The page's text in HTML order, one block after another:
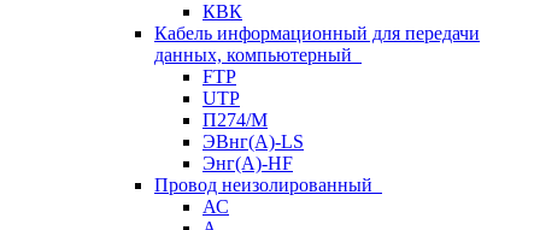
КВК
Кабель информационный для передачи
данных, компьютерный
FTP
UTP
П274/М
ЭВнг(А)-LS
Энг(А)-HF
Провод неизолированный
АС